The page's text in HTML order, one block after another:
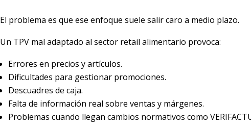
El problema es que ese enfoque suele salir caro a medio plazo.
Un TPV mal adaptado al sector retail alimentario provoca:
Errores en precios y artículos.
Dificultades para gestionar promociones.
Descuadres de caja.
Falta de información real sobre ventas y márgenes.
Problemas cuando llegan cambios normativos como